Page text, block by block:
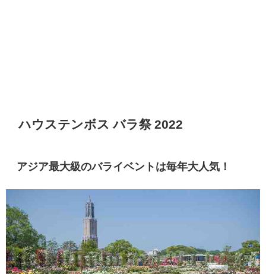
ハウステンボス バラ祭 2022
アジア最大級のバライベントは毎年大人気！